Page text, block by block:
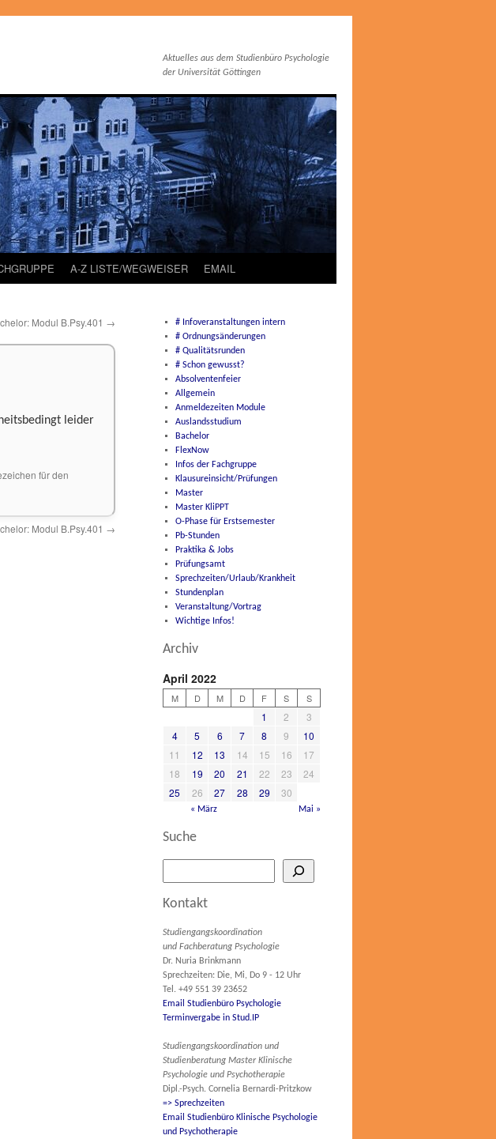
Aktuelles aus dem Studienbüro Psychologie
der Universität Göttingen
A-Z LISTE/WEGWEISER EMAIL
Modul B.Psy.401 →
leider
für den
Modul B.Psy.401 →
# Infoveranstaltungen intern
# Ordnungsänderungen
# Qualitätsrunden
# Schon gewusst?
Absolventenfeier
Allgemein
Anmeldezeiten Module
Auslandsstudium
Bachelor
FlexNow
Infos der Fachgruppe
Klausureinsicht/Prüfungen
Master
Master KliPPT
O-Phase für Erstsemester
Pb-Stunden
Praktika & Jobs
Prüfungsamt
Sprechzeiten/Urlaub/Krankheit
Stundenplan
Veranstaltung/Vortrag
Wichtige Infos!
Archiv
April 2022
M D M D F S S
1 2
3
4
5 6 7 8 9
10
11
12 13 14 15 16
17
18
19 20 21 22 23
24
25
26 27 28 29 30
« März Mai »
Suche
Kontakt
Studiengangskoordination
und Fachberatung Psychologie
Dr. Nuria Brinkmann
Sprechzeiten: Die, Mi, Do 9 - 12 Uhr
Tel. +49 551 39 23652
Email Studienbüro Psychologie
Terminvergabe in Stud.IP
Studiengangskoordination und
Studienberatung Master Klinische
Psychologie und Psychotherapie
Dipl.-Psych. Cornelia Bernardi-Pritzkow
=> Sprechzeiten
Email Studienbüro Klinische Psychologie
und Psychotherapie